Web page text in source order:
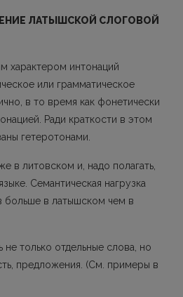
ЛАТЫШСКОЙ СЛОГОВОЙ
характером интонаций
или грамматическое
в то время как фонетически
Ради краткости в этом
гетеротонами.
в литовском и, надо полагать,
Семантическая нагрузка
больше в латышском чем в
не только отдельные слова, но
предложения. (См. примеры в